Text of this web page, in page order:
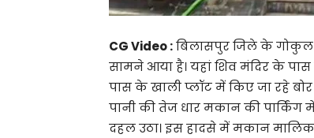
CG Video :बिलासपुर जिले के गोकुल
सामने आया है। यहां शिव मंदिर के
पास के खाली प्लॉट में किए जा रहे
पानी की तेज धार मकान की
दहल उठा। इस हादसे में मकान